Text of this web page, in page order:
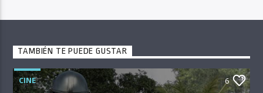
TAMBIÉN TE PUEDE GUSTAR
CINE 6